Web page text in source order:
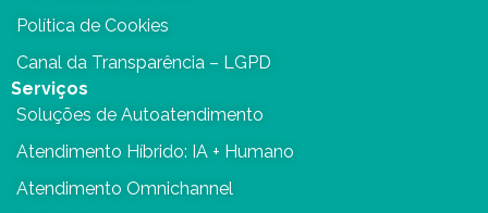
Política de Cookies
Canal da Transparência – LGPD
Serviços
Soluções de Autoatendimento
Atendimento Híbrido: IA + Humano
Atendimento Omnichannel